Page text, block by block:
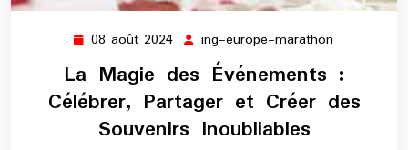
08 août 2024 08
août
2024
ing-europe-marathon
marathon
La Magie des Événements :
Célébrer, Partager et Créer des
Souvenirs Inoubliables